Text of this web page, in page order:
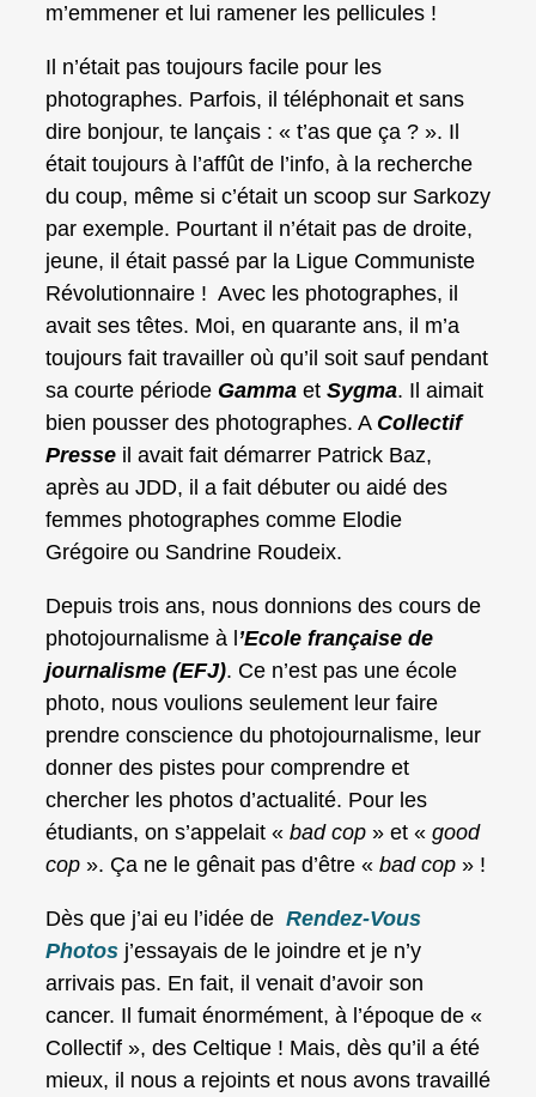
m’emmener et lui ramener les pellicules !
Il n’était pas toujours facile pour les
photographes. Parfois, il téléphonait et sans
dire bonjour, te lançais : « t’as que ça ? ». Il
était toujours à l’affût de l’info, à la recherche
du coup, même si c’était un scoop sur Sarkozy
par exemple. Pourtant il n’était pas de droite,
jeune, il était passé par la Ligue Communiste
Révolutionnaire ! Avec les photographes, il
avait ses têtes. Moi, en quarante ans, il m’a
toujours fait travailler où qu’il soit sauf pendant
sa courte période Gamma et Sygma. Il aimait
bien pousser des photographes. A Collectif
Presse il avait fait démarrer Patrick Baz,
après au JDD, il a fait débuter ou aidé des
femmes photographes comme Elodie
Grégoire ou Sandrine Roudeix.
Depuis trois ans, nous donnions des cours de
photojournalisme à l ’Ecole française de
journalisme (EFJ). Ce n’est pas une école
photo, nous voulions seulement leur faire
prendre conscience du photojournalisme, leur
donner des pistes pour comprendre et
chercher les photos d’actualité. Pour les
étudiants, on s’appelait « bad cop » et « good
cop ». Ça ne le gênait pas d’être « bad cop » !
Dès que j’ai eu l’idée de Rendez-Vous
Photos j’essayais de le joindre et je n’y
arrivais pas. En fait, il venait d’avoir son
cancer. Il fumait énormément, à l’époque de «
Collectif », des Celtique ! Mais, dès qu’il a été
mieux, il nous a rejoints et nous avons travaillé